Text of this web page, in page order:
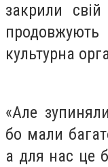
закрили
культурна
«Але
бо мали
а для нас це